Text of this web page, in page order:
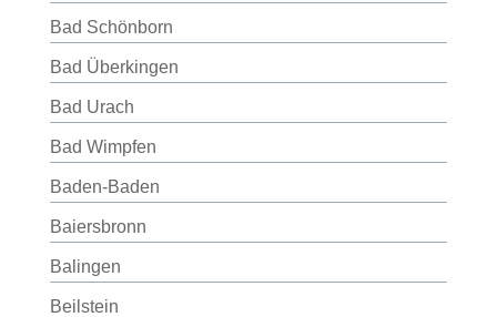
Bad Schönborn
Bad Überkingen
Bad Urach
Bad Wimpfen
Baden-Baden
Baiersbronn
Balingen
Beilstein